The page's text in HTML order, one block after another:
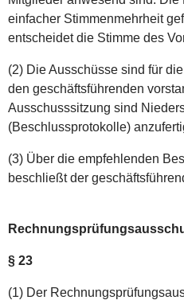
einfacher Stimmenmehrheit
entscheidet die Stimme des
(2) Die Ausschüsse sind für
den geschäftsführenden
Ausschusssitzung sind
(Beschlussprotokolle)
(3) Über die empfehlenden
beschließt der
§ 23
(1) Der